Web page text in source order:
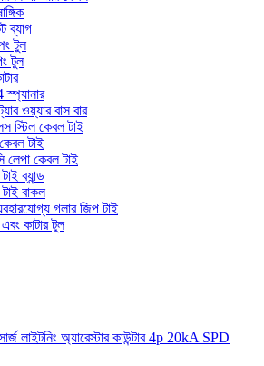
ব্যাগ
টুল
টুল
ওয়্যার বাস বার
স্টিল কেবল টাই
টাই
লেপা কেবল টাই
ব্যান্ড
বাকল
গলার জিপ টাই
কাটার টুল
লাইটনিং অ্যারেস্টার কাউন্টার 4p 20kA SPD